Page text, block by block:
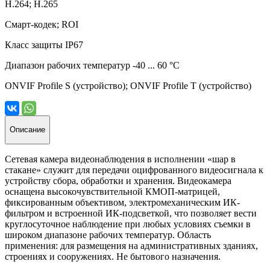
H.264; H.265
Смарт-кодек; ROI
Класс защиты IP67
Диапазон рабочих температур -40 ... 60 °С
ONVIF Profile S (устройство); ONVIF Profile T (устройство)
Описание
Сетевая камера видеонаблюдения в исполнении «шар в
стакане» служит для передачи оцифрованного видеосигнала к
устройству сбора, обработки и хранения. Видеокамера
оснащена высокочувствительной КМОП-матрицей,
фиксированным объективом, электромеханическим ИК-
фильтром и встроенной ИК-подсветкой, что позволяет вести
круглосуточное наблюдение при любых условиях съемки в
широком диапазоне рабочих температур. Область
применения: для размещения на административных зданиях,
строениях и сооружениях. Не бытового назначения.